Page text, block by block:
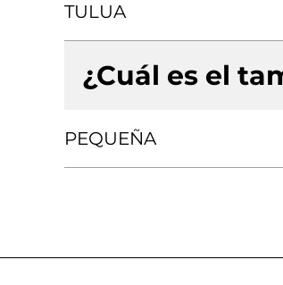
TULUA
¿Cuál es el
PEQUEÑA